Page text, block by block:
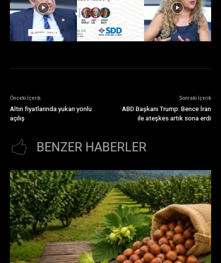
Önceki İçerik
Altın fiyatlarında yukarı yönlü
açılış
Sonraki İçerik
ABD Başkanı Trump: Bence İran
ile ateşkes artık sona erdi
BENZER HABERLER